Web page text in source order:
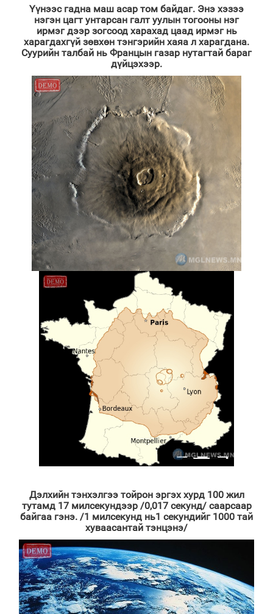
Үүнээс гадна маш асар том байдаг. Энэ хэзээ
нэгэн цагт унтарсан галт уулын тогооны нэг
ирмэг дээр зогсоод харахад цаад ирмэг нь
харагдахгүй зөвхөн тэнгэрийн хаяа л харагдана.
Суурийн талбай нь Францын газар нутагтай бараг
дүйцэхээр.
Дэлхийн тэнхэлгээ тойрон эргэх хурд 100 жил
тутамд 17 милсекундээр /0,017 секунд/ саарсаар
байгаа гэнэ. /1 милсекунд нь1 секундийг 1000 тай
хуваасантай тэнцэнэ/